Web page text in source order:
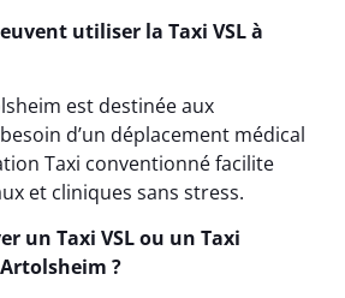
utiliser la Taxi VSL à
est destinée aux
d’un déplacement médical
Taxi conventionné facilite
et cliniques sans stress.
un Taxi VSL ou un Taxi
?